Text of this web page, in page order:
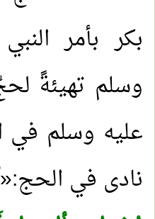
بكر بأمر
وسلم تهيئةً
عليه وسلم في
نادى في الحج:«